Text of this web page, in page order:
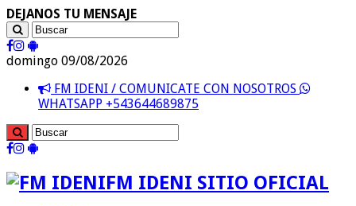
DEJANOS TU MENSAJE
domingo 09/08/2026
FM IDENI / COMUNICATE CON NOSOTROS
WHATSAPP +543644689875
FM IDENI SITIO OFICIAL